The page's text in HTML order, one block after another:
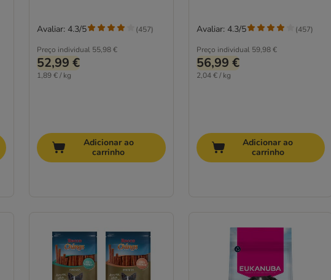
Preço individual 55,98 €
52,99 €
1,89 € / kg
Avaliar: 4.3/5 (457)
Adicionar ao
carrinho
Preço individual 59,98 €
56,99 €
2,04 € / kg
Avaliar: 4.3/5 (457)
Adicionar ao
carrinho